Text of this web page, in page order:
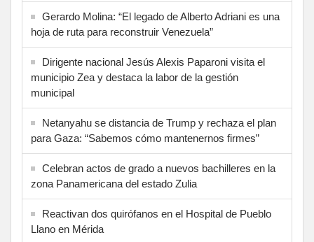
Gerardo Molina: “El legado de Alberto Adriani es una
hoja de ruta para reconstruir Venezuela”
Dirigente nacional Jesús Alexis Paparoni visita el
municipio Zea y destaca la labor de la gestión
municipal
Netanyahu se distancia de Trump y rechaza el plan
para Gaza: “Sabemos cómo mantenernos firmes”
Celebran actos de grado a nuevos bachilleres en la
zona Panamericana del estado Zulia
Reactivan dos quirófanos en el Hospital de Pueblo
Llano en Mérida